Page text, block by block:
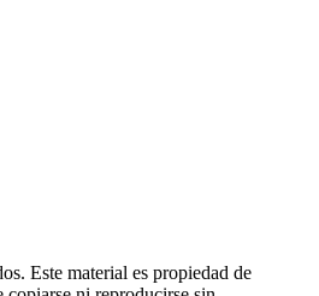
Este material es propiedad de